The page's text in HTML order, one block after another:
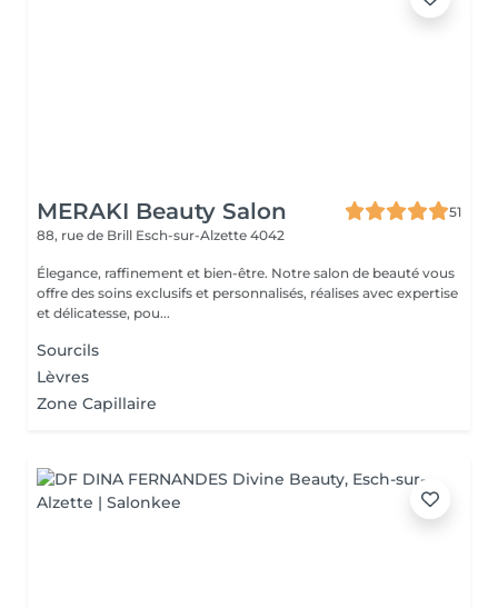
MERAKI Beauty Salon
51
88, rue de Brill Esch-sur-Alzette 4042
Élegance, raffinement et bien-être. Notre salon de beauté vous
offre des soins exclusifs et personnalisés, réalises avec expertise
et délicatesse, pou...
Sourcils
Lèvres
Zone Capillaire